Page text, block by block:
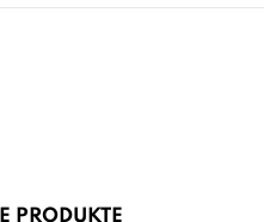
PRODUKTE